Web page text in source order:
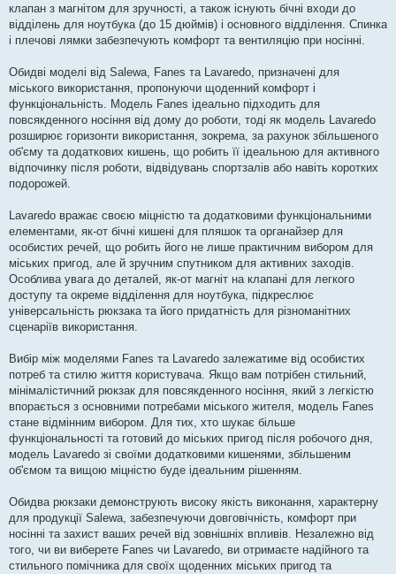
клапан з магнітом для зручності, а також існують бічні входи до
відділень для ноутбука (до 15 дюймів) і основного відділення. Спинка
і плечові лямки забезпечують комфорт та вентиляцію при носінні.
Обидві моделі від Salewa, Fanes та Lavaredo, призначені для
міського використання, пропонуючи щоденний комфорт і
функціональність. Модель Fanes ідеально підходить для
повсякденного носіння від дому до роботи, тоді як модель Lavaredo
розширює горизонти використання, зокрема, за рахунок збільшеного
об'єму та додаткових кишень, що робить її ідеальною для активного
відпочинку після роботи, відвідувань спортзалів або навіть коротких
подорожей.
Lavaredo вражає своєю міцністю та додатковими функціональними
елементами, як-от бічні кишені для пляшок та органайзер для
особистих речей, що робить його не лише практичним вибором для
міських пригод, але й зручним спутником для активних заходів.
Особлива увага до деталей, як-от магніт на клапані для легкого
доступу та окреме відділення для ноутбука, підкреслює
універсальність рюкзака та його придатність для різноманітних
сценаріїв використання.
Вибір між моделями Fanes та Lavaredo залежатиме від особистих
потреб та стилю життя користувача. Якщо вам потрібен стильний,
мінімалістичний рюкзак для повсякденного носіння, який з легкістю
впорається з основними потребами міського жителя, модель Fanes
стане відмінним вибором. Для тих, хто шукає більше
функціональності та готовий до міських пригод після робочого дня,
модель Lavaredo зі своїми додатковими кишенями, збільшеним
об'ємом та вищою міцністю буде ідеальним рішенням.
Обидва рюкзаки демонструють високу якість виконання, характерну
для продукції Salewa, забезпечуючи довговічність, комфорт при
носінні та захист ваших речей від зовнішніх впливів. Незалежно від
того, чи ви виберете Fanes чи Lavaredo, ви отримаєте надійного та
стильного помічника для своїх щоденних міських пригод та